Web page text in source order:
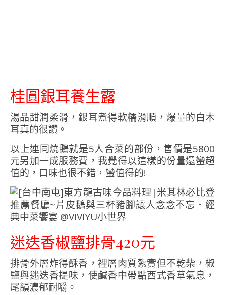
桂圓銀耳養生露
湯品甜潤柔滑，銀耳煮得軟糯滑順，爆量的白木
耳真的很讚。
以上連同燒鵝就是5人合菜的部份，售價是5800
元另加一成服務費，我覺得以這樣的份量還蠻超
值的，口味也很不錯，蠻值得的!
迷迭香椒鹽排骨420元
排骨外層炸得酥香，裡層肉質紮實但不乾柴，椒
鹽與迷迭香提味，使鹹香中帶點西式香草氣息，
尾韻濃郁耐嚼。